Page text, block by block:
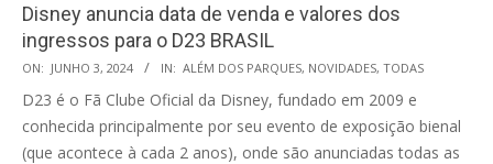
Disney anuncia data de venda e valores dos
ingressos para o D23 BRASIL
2024-
06-
03
ON: JUNHO 3, 2024 IN: ALÉM DOS PARQUES, NOVIDADES, TODAS
D23 é o Fã Clube Oficial da Disney, fundado em 2009 e
conhecida principalmente por seu evento de exposição bienal
(que acontece à cada 2 anos), onde são anunciadas todas as